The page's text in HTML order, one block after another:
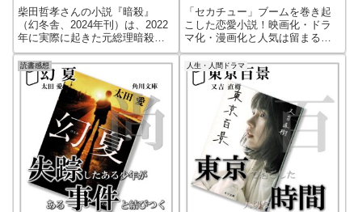
ことだ
柴田哲孝さんの小説『暗殺』
（幻冬舎、2024年刊）は、2022
年に実際に起きた元総理暗殺事
件をモチーフにした衝撃的なフ
ィクション作品です。膨大な取
材をもとに、陰謀と真実の狭間
を描くスリリングな物語！
れた者の生き方に涙する！
「セカチュー」ブームを巻き起
こした恋愛小説！映画化・ドラ
マ化・漫画化と人気は留まるこ
とを知らずに、まさに社会現象
にまでなった「世界の中心で、
愛をさけぶ」を今回再読してみ
ました。やはり再読でも感動で
きる名作だと言えます。まだ読
んでいない方におススメの超ベ
ストセラー恋愛小説です！あの
感動をもう一度！
読書感想 人生・人間ドラマ